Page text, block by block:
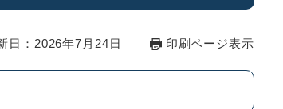
日：2026年7月24日 印刷ページ表示